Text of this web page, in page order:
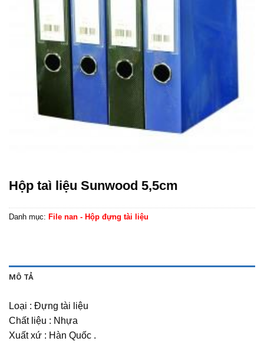
Hộp taì liệu Sunwood 5,5cm
Danh mục: File nan - Hộp đựng tài liệu
MÔ TẢ
Loại : Đựng tài liệu
Chất liệu : Nhựa
Xuất xứ : Hàn Quốc .